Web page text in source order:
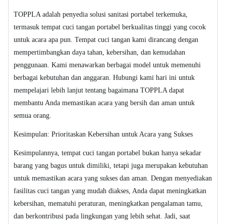
TOPPLA adalah penyedia solusi sanitasi portabel terkemuka,
termasuk tempat cuci tangan portabel berkualitas tinggi yang cocok
untuk acara apa pun. Tempat cuci tangan kami dirancang dengan
mempertimbangkan daya tahan, kebersihan, dan kemudahan
penggunaan. Kami menawarkan berbagai model untuk memenuhi
berbagai kebutuhan dan anggaran. Hubungi kami hari ini untuk
mempelajari lebih lanjut tentang bagaimana TOPPLA dapat
membantu Anda memastikan acara yang bersih dan aman untuk
semua orang.
Kesimpulan: Prioritaskan Kebersihan untuk Acara yang Sukses
Kesimpulannya, tempat cuci tangan portabel bukan hanya sekadar
barang yang bagus untuk dimiliki, tetapi juga merupakan kebutuhan
untuk memastikan acara yang sukses dan aman. Dengan menyediakan
fasilitas cuci tangan yang mudah diakses, Anda dapat meningkatkan
kebersihan, mematuhi peraturan, meningkatkan pengalaman tamu,
dan berkontribusi pada lingkungan yang lebih sehat. Jadi, saat